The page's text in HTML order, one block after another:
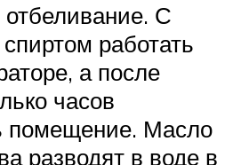
С
работать
а после
часов
помещение. Масло
разводят в воде в